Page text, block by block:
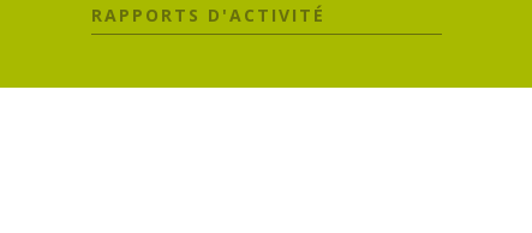
RAPPORTS D'ACTIVITÉ